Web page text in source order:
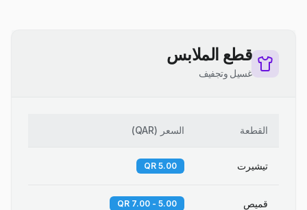
قطع الملابس
غسيل وتجفيف
القطعة السعر (
QAR
)
تيشيرت 5.00 QR
قميص 5.00 - 7.00 QR